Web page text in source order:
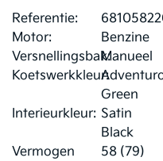
Referentie:
Motor:
Benzine
Versnellingsbak:Manueel
Koetswerkkleur:
Green
Interieurkleur: Satin
Black
Vermogen
58 (79)